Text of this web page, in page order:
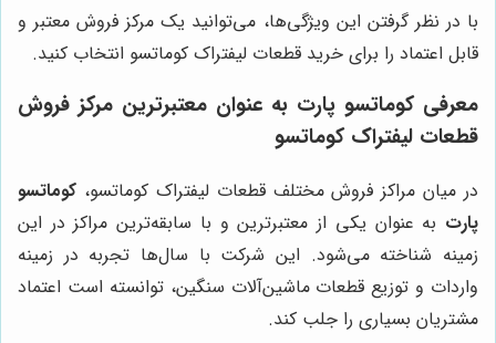
با در نظر گرفتن این ویژگی‌ها، می‌توانید یک مرکز فروش معتبر و
قابل اعتماد را برای خرید قطعات لیفتراک کوماتسو انتخاب کنید.
معرفیکوماتسو پارت به عنوان معتبرترین مرکز فروش
قطعات لیفتراک کوماتسو
در میان مراکز فروش مختلف قطعات لیفتراک کوماتسو، کوماتسو
پارت به عنوان یکی از معتبرترین و با سابقه‌ترین مراکز در این
زمینه شناخته می‌شود. این شرکت با سال‌ها تجربه در زمینه
واردات و توزیع قطعات ماشین‌آلات سنگین، توانسته است اعتماد
مشتریان بسیاری را جلب کند.